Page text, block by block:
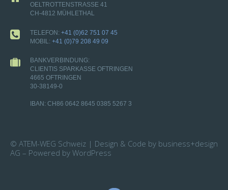
OELTROTTENSTRASSE 41
CH-4812 MÜHLETHAL
TELEFON: +41 (0)62 751 07 45
MOBIL: +41 (0)79 208 49 09
BANKVERBINDUNG:
CLIENTIS SPARKASSE OFTRINGEN
4665 OFTRINGEN
30-38149-0
IBAN: CH86 0642 8645 0385 5267 3
© ATEM-WEG Schweiz | Design & Code by business+design
AG – Powered by WordPress